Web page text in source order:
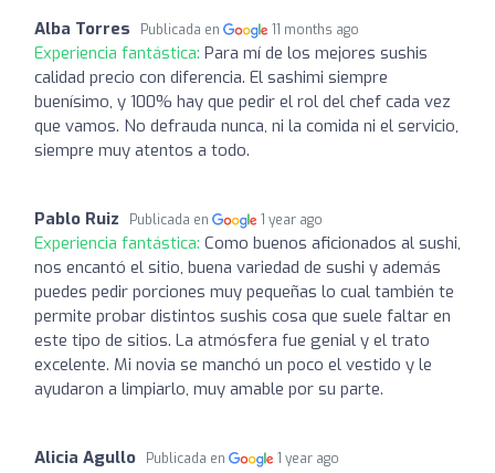
Alba Torres Publicada en 11 months ago
Experiencia fantástica: Para mí de los mejores sushis
calidad precio con diferencia. El sashimi siempre
buenísimo, y 100% hay que pedir el rol del chef cada vez
que vamos. No defrauda nunca, ni la comida ni el servicio,
siempre muy atentos a todo.
Pablo Ruiz Publicada en 1 year ago
Experiencia fantástica: Como buenos aficionados al sushi,
nos encantó el sitio, buena variedad de sushi y además
puedes pedir porciones muy pequeñas lo cual también te
permite probar distintos sushis cosa que suele faltar en
este tipo de sitios. La atmósfera fue genial y el trato
excelente. Mi novia se manchó un poco el vestido y le
ayudaron a limpiarlo, muy amable por su parte.
Alicia Agullo Publicada en 1 year ago